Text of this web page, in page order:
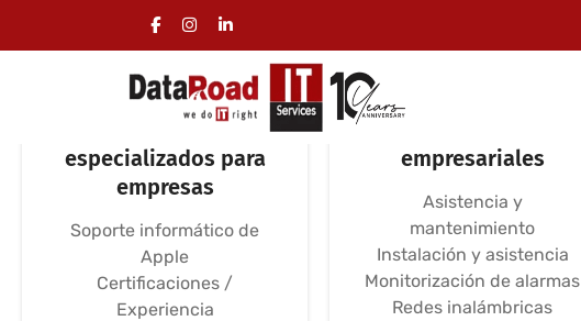
Servicios
informáticos
especializados para
empresas
Soporte informático de
Apple
Certificaciones /
Experiencia
Redes informáticas,
empresariales
Asistencia y
mantenimiento
Instalación y asistencia
Monitorización de alarmas
Redes inalámbricas